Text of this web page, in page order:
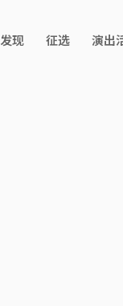
发现 征选 演出